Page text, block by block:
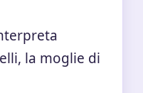
la moglie di